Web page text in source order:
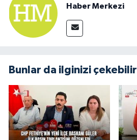
Haber Merkezi
Bunlar da ilginizi çekebilir